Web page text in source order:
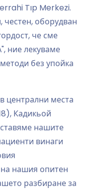
Tıp Merkezi.
оборудван
че сме
ние лекуваме
без упойка
централни места
Кадикьой
нашите
винаги
нашия опитен
разбиране за